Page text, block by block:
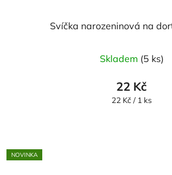
Svíčka narozeninová na
Skladem (5 ks)
22 Kč
Měrná
22 Kč / 1 ks
NOVINKA